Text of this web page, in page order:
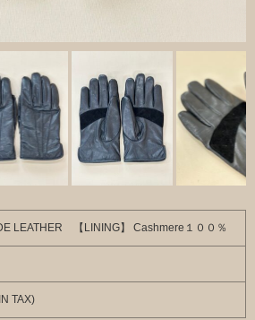
LEATHER 【LINING】 Cashmere１００％
TAX)